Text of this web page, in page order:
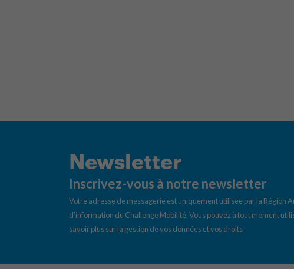
Newsletter
Inscrivez-vous à notre newsletter
Votre adresse de messagerie est uniquement utilisée par la Région
d’information du Challenge Mobilité. Vous pouvez à tout moment
savoir plus sur la gestion de vos données et vos droits